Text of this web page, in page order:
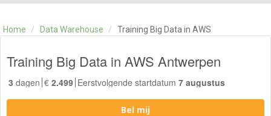
CATEGORIE
OVER ONS
SKILLS ALCHEMIST
Home / Data Warehouse / Training Big Data in AWS
Training Big Data in AWS Antwerpen
3 dagen € 2.499 Eerstvolgende startdatum 7 augustus
Bel mij